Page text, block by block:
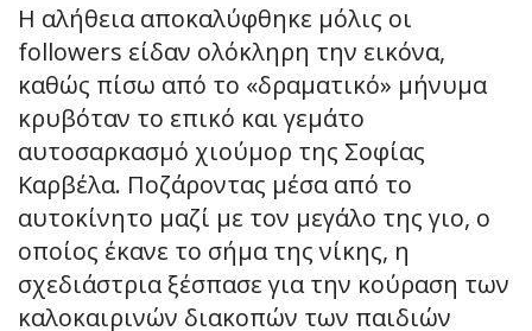
Η αλήθεια αποκαλύφθηκε μόλις οι
followers είδαν ολόκληρη την εικόνα,
καθώς πίσω από το «δραματικό» μήνυμα
κρυβόταν το επικό και γεμάτο
αυτοσαρκασμό χιούμορ της Σοφίας
Καρβέλα. Ποζάροντας μέσα από το
αυτοκίνητο μαζί με τον μεγάλο της γιο, ο
οποίος έκανε το σήμα της νίκης, η
σχεδιάστρια ξέσπασε για την κούραση των
καλοκαιρινών διακοπών των παιδιών